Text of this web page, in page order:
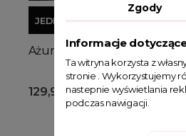
JEDEN ROZMIAR
Ażurowa sukienka Atena
129,99 zł
Zgody
Informacje
Ta witryna korzysta z
stronie . Wykorzystujemy
nastepnie wyświetlania
podczas nawigacji.